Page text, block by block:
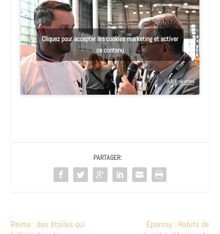
Cliquez pour accepter les cookies marketing et activer
ce contenu
PARTAGER:
Reims : des étoiles qui
Epernay : Habits de